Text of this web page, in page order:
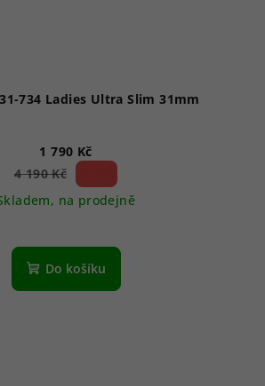
734 Ladies Ultra Slim 31mm
1 790 Kč
4 190 Kč
na prodejně
Do košíku